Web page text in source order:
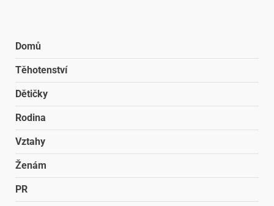
Domů
Těhotenství
Dětičky
Rodina
Vztahy
Ženám
PR